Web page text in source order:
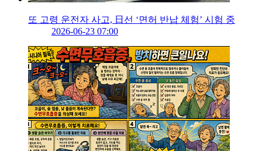
또 고령 운전자 사고, 日선 ‘면허 반납 체험’ 시험 중
2026-06-23 07:00